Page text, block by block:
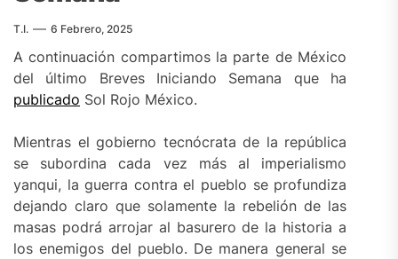
T.I. 6 Febrero, 2025
A continuación compartimos la parte de México
del último Breves Iniciando Semana que ha
publicado Sol Rojo México.
Mientras el gobierno tecnócrata de la república
se subordina cada vez más al imperialismo
yanqui, la guerra contra el pueblo se profundiza
dejando claro que solamente la rebelión de las
masas podrá arrojar al basurero de la historia a
los enemigos del pueblo. De manera general se